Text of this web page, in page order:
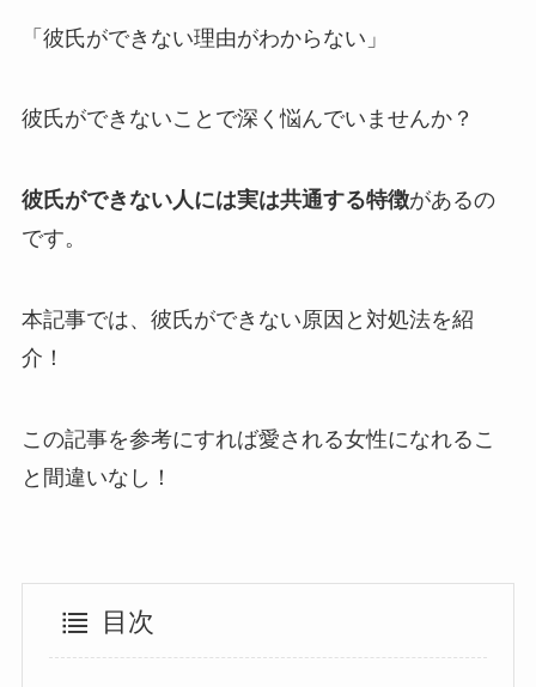
「彼氏ができない理由がわからない」
彼氏ができないことで深く悩んでいませんか？
彼氏ができない人には実は共通する特徴があるの
です。
本記事では、彼氏ができない原因と対処法を紹
介！
この記事を参考にすれば愛される女性になれるこ
と間違いなし！
目次